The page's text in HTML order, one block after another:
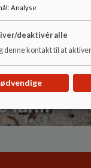
: Analyse
deaktivér alle
denne kontakt til at